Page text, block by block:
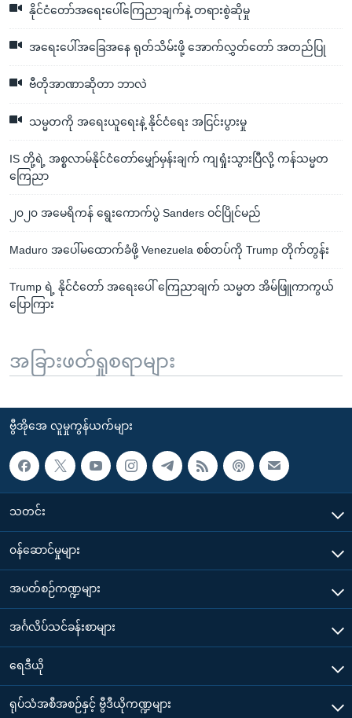
နိုင်ငံတော်အရေးပေါ်ကြေညာချက်နဲ့ တရားစွဲဆိုမှု
အရေးပေါ်အခြေအနေ ရုတ်သိမ်းဖို့ အောက်လွှတ်တော် အတည်ပြု
ဗီတိုအာဏာဆိုတာ ဘာလဲ
သမ္မတကို အရေးယူရေးနဲ့ နိုင်ငံရေး အငြင်းပွားမှု
IS တို့ရဲ့ အစ္စလာမ်နိုင်ငံတော်မျှော်မှန်းချက် ကျရှုံးသွားပြီလို့ ကန်သမ္မတ
ကြေညာ
၂၀၂၀ အမေရိကန် ရွေးကောက်ပွဲ Sanders ဝင်ပြိုင်မည်
Maduro အပေါ်မထောက်ခံဖို့ Venezuela စစ်တပ်ကို Trump တိုက်တွန်း
Trump ရဲ့ နိုင်ငံတော် အရေးပေါ် ကြေညာချက် သမ္မတ အိမ်ဖြူကာကွယ်
ပြောကြား
အခြားဖတ်ရှုစရာများ
ဗွီအိုအေ လူမှုကွန်ယက်များ
သတင်း
၀န်ဆောင်မှုများ
အပတ်စဉ်ကဏ္ဍများ
အင်္ဂလိပ်သင်ခန်းစာများ
ရေဒီယို
ရုပ်သံအစီအစဉ်နှင့် ဗွီဒီယိုကဏ္ဍများ